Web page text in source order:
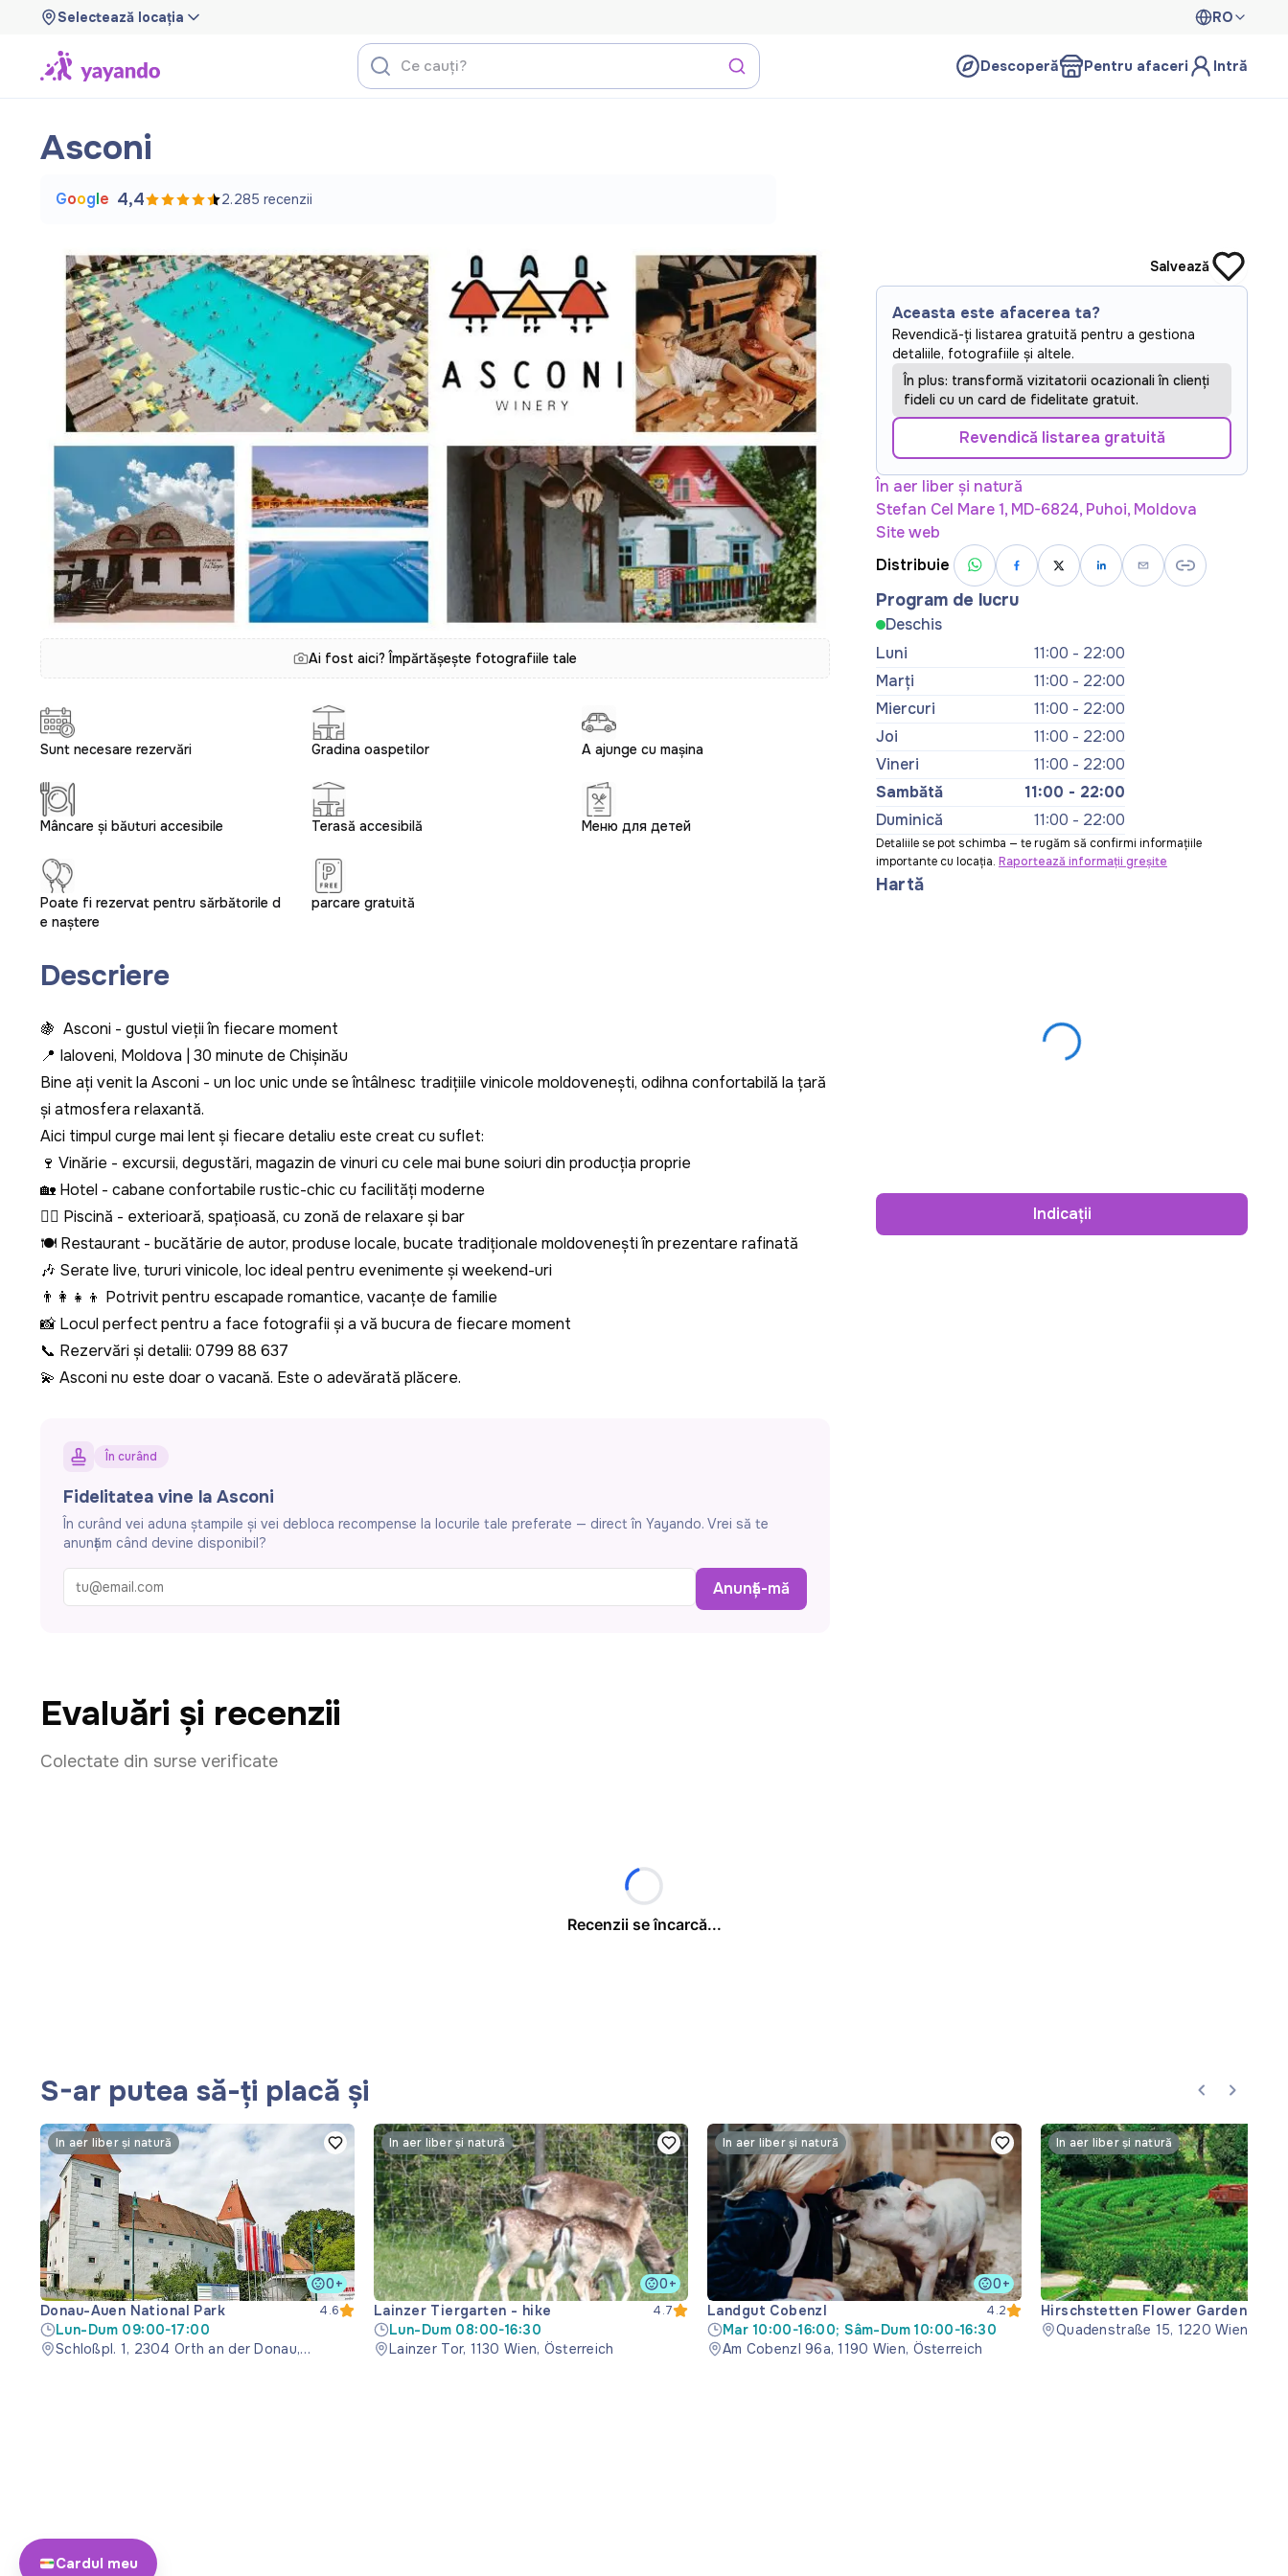
Selectează locația RO
Descoperă Pentru afaceri Intră
Asconi
Google 4,4 2.285 recenzii
Ai fost aici? Împărtășește fotografiile tale
Sunt necesare rezervări Gradina oaspetilor A ajunge cu mașina
Mâncare și băuturi accesibile Terasă accesibilă Меню для детей
Poate fi rezervat pentru sărbătorile d
e naștere
parcare gratuită
Descriere
🍇 Asconi - gustul vieții în fiecare moment
📍 Ialoveni, Moldova | 30 minute de Chișinău
Bine ați venit la Asconi - un loc unic unde se întâlnesc tradițiile vinicole moldovenești, odihna confortabilă la țară
și atmosfera relaxantă.
Aici timpul curge mai lent și fiecare detaliu este creat cu suflet:
🍷 Vinărie - excursii, degustări, magazin de vinuri cu cele mai bune soiuri din producția proprie
🏡 Hotel - cabane confortabile rustic-chic cu facilități moderne
🏊‍♀️ Piscină - exterioară, spațioasă, cu zonă de relaxare și bar
🍽️ Restaurant - bucătărie de autor, produse locale, bucate tradiționale moldovenești în prezentare rafinată
🎶 Serate live, tururi vinicole, loc ideal pentru evenimente și weekend-uri
👨‍👩‍👧‍👦 Potrivit pentru escapade romantice, vacanțe de familie
📸 Locul perfect pentru a face fotografii și a vă bucura de fiecare moment
📞 Rezervări și detalii: 0799 88 637
💫 Asconi nu este doar o vacanță. Este o adevărată plăcere.
În curând
Fidelitatea vine la Asconi
În curând vei aduna ștampile și vei debloca recompense la locurile tale preferate — direct în Yayando. Vrei să te
anunțăm când devine disponibil?
Anunță-mă
Salvează
Aceasta este afacerea ta?
Revendică-ți listarea gratuită pentru a gestiona
detaliile, fotografiile și altele.
În plus: transformă vizitatorii ocazionali în clienți
fideli cu un card de fidelitate gratuit.
Revendică listarea gratuită
În aer liber și natură
Stefan Cel Mare 1, MD-6824, Puhoi, Moldova
Site web
Distribuie
Program de lucru
Deschis
Luni
11:00 - 22:00
Marți
11:00 - 22:00
Miercuri
11:00 - 22:00
Joi
11:00 - 22:00
Vineri
11:00 - 22:00
Sambătă
11:00 - 22:00
Duminică
11:00 - 22:00
Detaliile se pot schimba — te rugăm să confirmi informațiile
importante cu locația. Raportează informații greșite
Hartă
Indicații
Evaluări și recenzii
Colectate din surse verificate
Recenzii se încarcă...
S-ar putea să-ți placă și
În aer liber și natură
0+
Donau-Auen National Park
4.6
Lun-Dum 09:00-17:00
Schloßpl. 1, 2304 Orth an der Donau,
În aer liber și natură
0+
Lainzer Tiergarten - hike
4.7
Lun-Dum 08:00-16:30
Lainzer Tor, 1130 Wien, Österreich
În aer liber și natură
0+
Landgut Cobenzl
4.2
Mar 10:00-16:00; Sâm-Dum 10:00-16:30
Am Cobenzl 96a, 1190 Wien, Österreich
În aer liber și natură
Hirschstetten Flower Gardens
Quadenstraße 15, 1220 Wien,
Cardul meu